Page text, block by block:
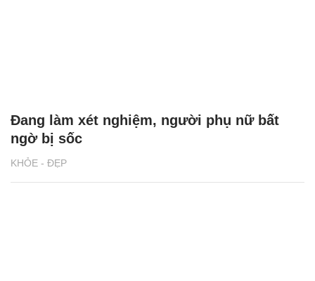
KHỎE - ĐẸP
Đang làm xét nghiệm, người phụ nữ bất
ngờ bị sốc